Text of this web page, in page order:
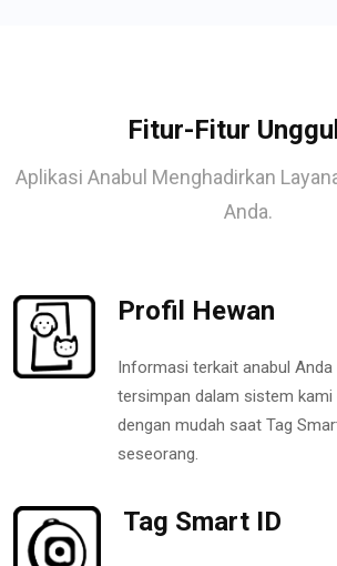
Fitur-Fitur
Aplikasi Anabul Menghadirkan
Anda.
Profil Hewan
Informasi terkait anabul
tersimpan dalam sistem kami
dengan mudah saat Tag
seseorang.
Tag Smart ID